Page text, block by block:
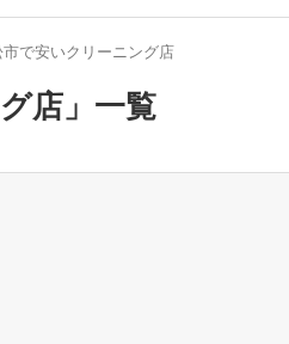
市で安いクリーニング店
店 」 一覧